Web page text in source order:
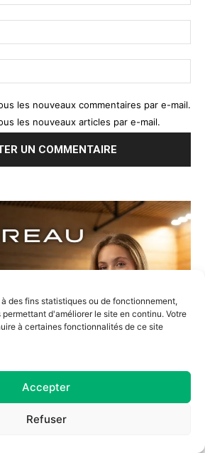
des fins statistiques ou de fonctionnement,
d'améliorer le site en continu. Votre
à certaines fonctionnalités de ce site
Accepter
Refuser
les nouveaux commentaires par e-mail.
les nouveaux articles par e-mail.